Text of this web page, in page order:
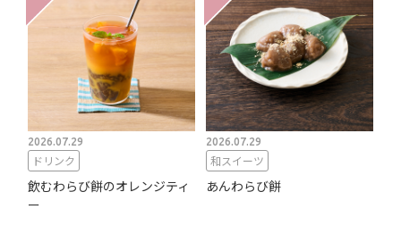
2026.07.29
ドリンク
飲むわらび餅のオレンジティ
ー
2026.07.29
和スイーツ
あんわらび餅